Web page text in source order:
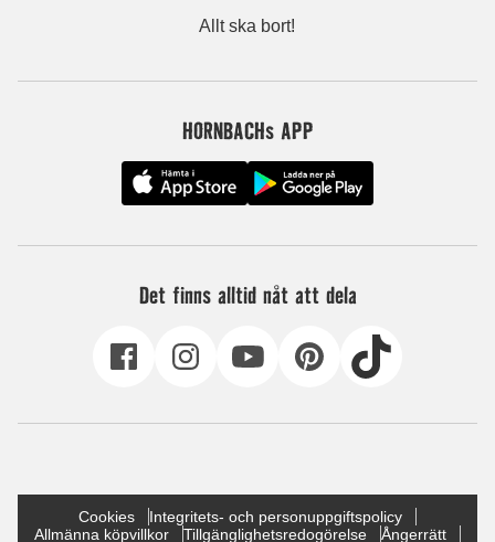
Allt ska bort!
HORNBACHs APP
Det finns alltid nåt att dela
Cookies
Integritets- och personuppgiftspolicy
Allmänna köpvillkor
Tillgänglighetsredogörelse
Ångerrätt